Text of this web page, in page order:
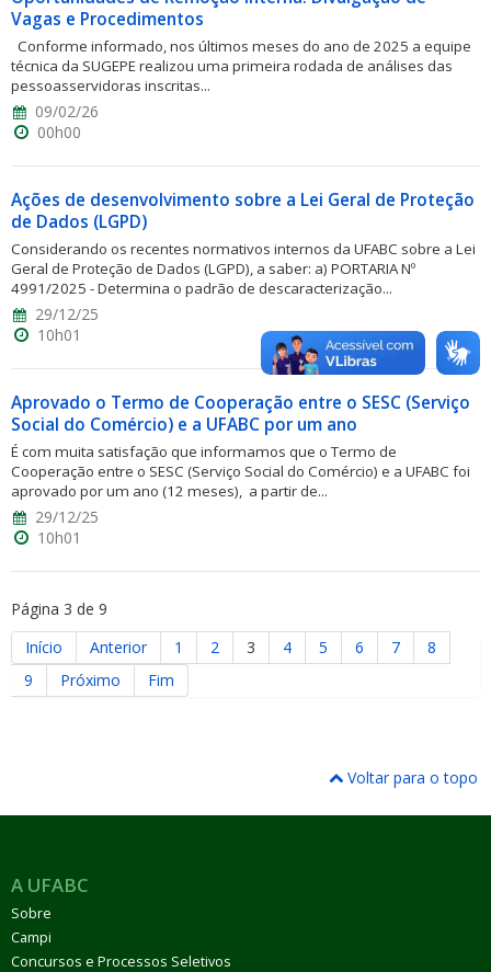
Vagas e Procedimentos
Conforme informado, nos últimos meses do ano de 2025 a equipe
técnica da SUGEPE realizou uma primeira rodada de análises das
pessoasservidoras inscritas...
09/02/26
00h00
Ações de desenvolvimento sobre a Lei Geral de Proteção
de Dados (LGPD)
Considerando os recentes normativos internos da UFABC sobre a Lei
Geral de Proteção de Dados (LGPD), a saber: a) PORTARIA Nº
4991/2025 - Determina o padrão de descaracterização...
29/12/25
10h01
Aprovado o Termo de Cooperação entre o SESC (Serviço
Social do Comércio) e a UFABC por um ano
É com muita satisfação que informamos que o Termo de
Cooperação entre o SESC (Serviço Social do Comércio) e a UFABC foi
aprovado por um ano (12 meses), a partir de...
29/12/25
10h01
Página 3 de 9
Início
Anterior 1 2 3 4 5 6 7
8
9
Próximo Fim
Voltar para o topo
A UFABC
Sobre
Campi
Concursos e Processos Seletivos